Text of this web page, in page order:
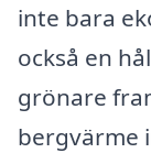
inte bara
också en
grönare
bergvärme